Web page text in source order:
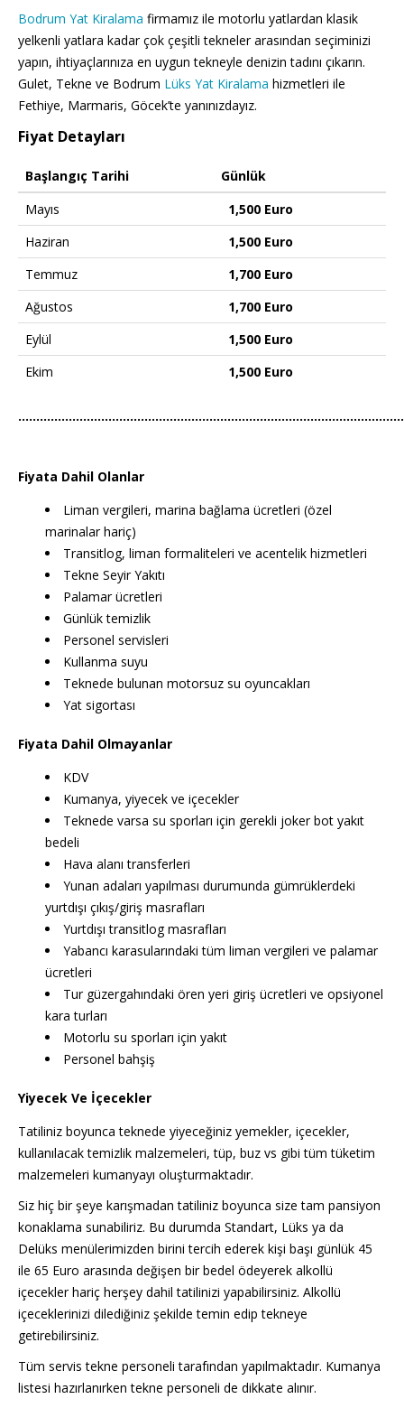
Bodrum Yat Kiralama firmamız ile motorlu yatlardan klasik
yelkenli yatlara kadar çok çeşitli tekneler arasından seçiminizi
yapın, ihtiyaçlarınıza en uygun tekneyle denizin tadını çıkarın.
Gulet, Tekne ve Bodrum Lüks Yat Kiralama hizmetleri ile
Fethiye, Marmaris, Göcek’te yanınızdayız.
Fiyat Detayları
Başlangıç Tarihi
Günlük
Mayıs
1,500 Euro
Haziran
1,500 Euro
Temmuz
1,700 Euro
Ağustos
1,700 Euro
Eylül
1,500 Euro
Ekim
1,500 Euro
Fiyata Dahil Olanlar
Liman vergileri, marina bağlama ücretleri (özel
marinalar hariç)
Transitlog, liman formaliteleri ve acentelik hizmetleri
Tekne Seyir Yakıtı
Palamar ücretleri
Günlük temizlik
Personel servisleri
Kullanma suyu
Teknede bulunan motorsuz su oyuncakları
Yat sigortası
Fiyata Dahil Olmayanlar
KDV
Kumanya, yiyecek ve içecekler
Teknede varsa su sporları için gerekli joker bot yakıt
bedeli
Hava alanı transferleri
Yunan adaları yapılması durumunda gümrüklerdeki
yurtdışı çıkış/giriş masrafları
Yurtdışı transitlog masrafları
Yabancı karasularındaki tüm liman vergileri ve palamar
ücretleri
Tur güzergahındaki ören yeri giriş ücretleri ve opsiyonel
kara turları
Motorlu su sporları için yakıt
Personel bahşiş
Yiyecek Ve İçecekler
Tatiliniz boyunca teknede yiyeceğiniz yemekler, içecekler,
kullanılacak temizlik malzemeleri, tüp, buz vs gibi tüm tüketim
malzemeleri kumanyayı oluşturmaktadır.
Siz hiç bir şeye karışmadan tatiliniz boyunca size tam pansiyon
konaklama sunabiliriz. Bu durumda Standart, Lüks ya da
Delüks menülerimizden birini tercih ederek kişi başı günlük 45
ile 65 Euro arasında değişen bir bedel ödeyerek alkollü
içecekler hariç herşey dahil tatilinizi yapabilirsiniz. Alkollü
içeceklerinizi dilediğiniz şekilde temin edip tekneye
getirebilirsiniz.
Tüm servis tekne personeli tarafından yapılmaktadır. Kumanya
listesi hazırlanırken tekne personeli de dikkate alınır.